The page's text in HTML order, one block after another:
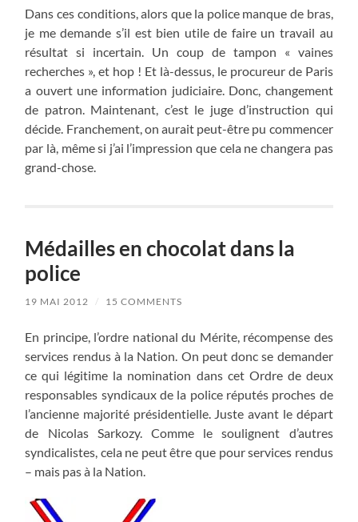
Dans ces conditions, alors que la police manque de bras,
je me demande s’il est bien utile de faire un travail au
résultat si incertain. Un coup de tampon « vaines
recherches », et hop ! Et là-dessus, le procureur de Paris
a ouvert une information judiciaire. Donc, changement
de patron. Maintenant, c’est le juge d’instruction qui
décide. Franchement, on aurait peut-être pu commencer
par là, même si j’ai l’impression que cela ne changera pas
grand-chose.
Médailles en chocolat dans la
police
19 MAI 2012 / 15 COMMENTS
En principe, l’ordre national du Mérite, récompense des
services rendus à la Nation. On peut donc se demander
ce qui légitime la nomination dans cet Ordre de deux
responsables syndicaux de la police réputés proches de
l’ancienne majorité présidentielle. Juste avant le départ
de Nicolas Sarkozy. Comme le soulignent d’autres
syndicalistes, cela ne peut être que pour services rendus
– mais pas à la Nation.